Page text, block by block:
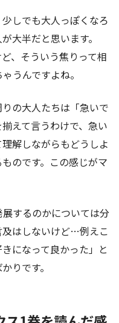
しでも大人っぽくなろ
大半だと思います。
、そういう焦りって相
うんですよね。
の大人たちは「急いで
えて言うわけで、急い
解しながらもどうしよ
のです。この感じがマ
するのかについては分
はしないけど…例えこ
になって良かった」と
りです。